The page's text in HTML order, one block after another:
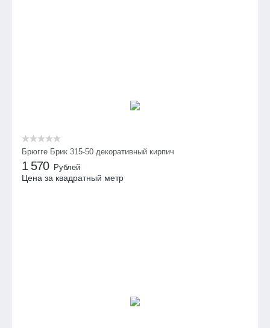
Брюгге Брик 315-50 декоративный кирпич
1 570 Рублей
Цена за квадратный метр